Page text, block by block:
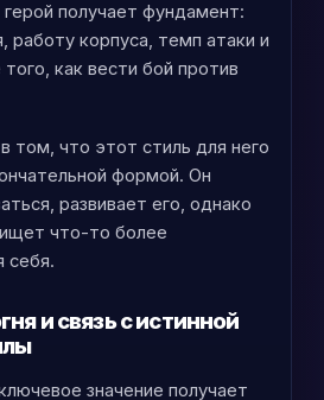
получает фундамент:
работу корпуса, темп атаки и
как вести бой против
том, что этот стиль для него
формой. Он
развивает его, однако
что-то более
себя.
и связь с истинной
значение получает